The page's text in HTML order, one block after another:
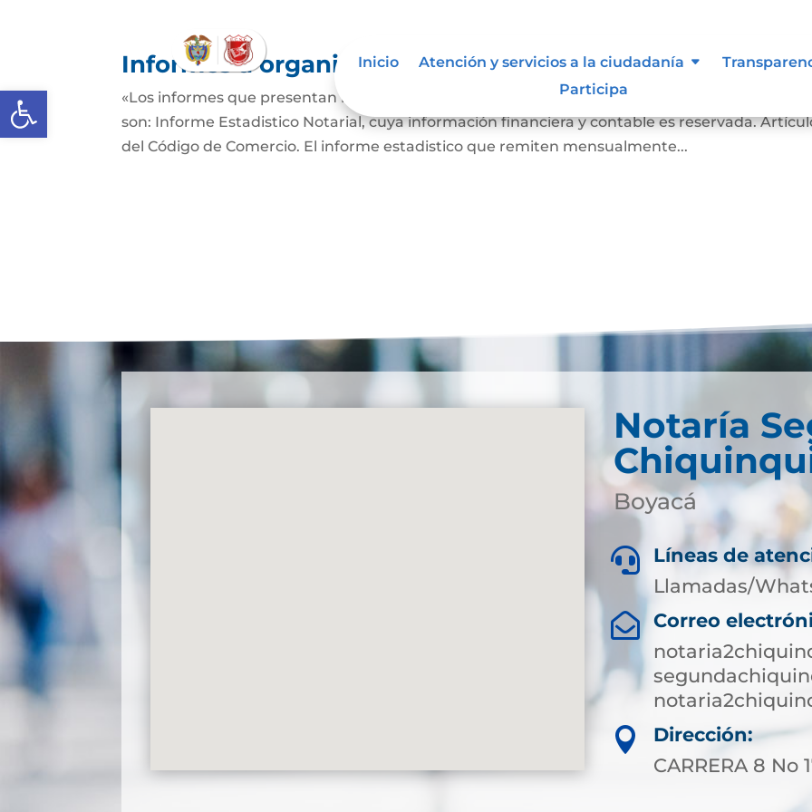
Abrir barra de herramientas
Inicio Atención y servicios a la ciudadanía
Participa
Informes a organismos de inspección, vigilancia y
«Los informes que presentan los Señores Notarios a la Superintendencia de Notariado y
son: Informe Estadistico Notarial, cuya información financiera y contable es reservada.
del Código de Comercio. El informe estadistico que remiten mensualmente...
Notaría
Boyacá

Líneas de
Llamadas/

Correo

Dirección:
CARRERA 8 No